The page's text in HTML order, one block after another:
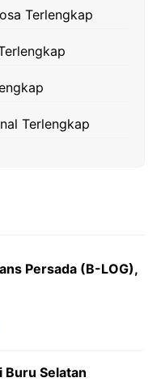
Terlengkap
Terlengkap
Persada (B-LOG),
Buru Selatan